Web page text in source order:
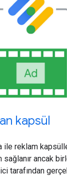
kapsül
ile reklam
sağlanır ancak
tarafından